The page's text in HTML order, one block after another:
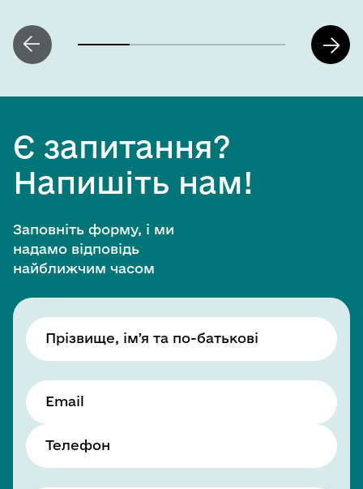
Є запитання?
Напишіть нам!
Заповніть форму, і ми
надамо відповідь
найближчим часом
Прізвище, імʼя та по-батькові
Email
Телефон